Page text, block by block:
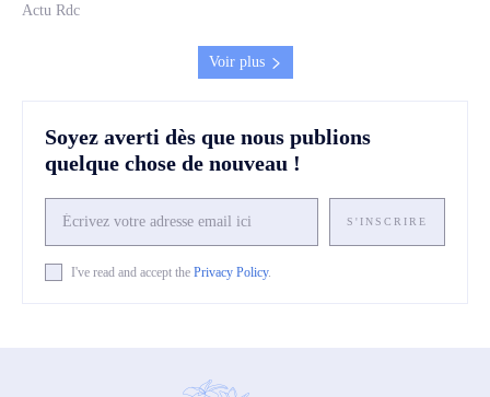
Actu Rdc
Voir plus
Soyez averti dès que nous publions
quelque chose de nouveau !
S'INSCRIRE
I've read and accept the Privacy Policy.